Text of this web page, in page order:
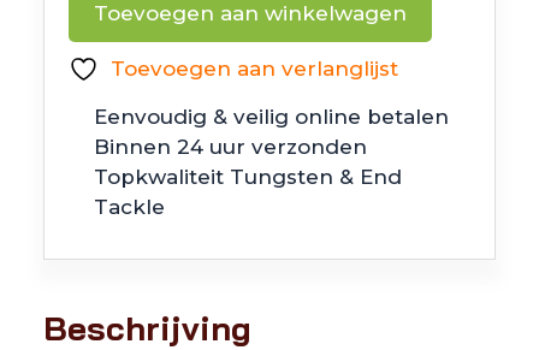
TRD
TicklerZ
Toevoegen aan winkelwagen
Toevoegen aan verlanglijst
Eenvoudig & veilig online betalen
Binnen 24 uur verzonden
Topkwaliteit Tungsten & End
Tackle
Beschrijving